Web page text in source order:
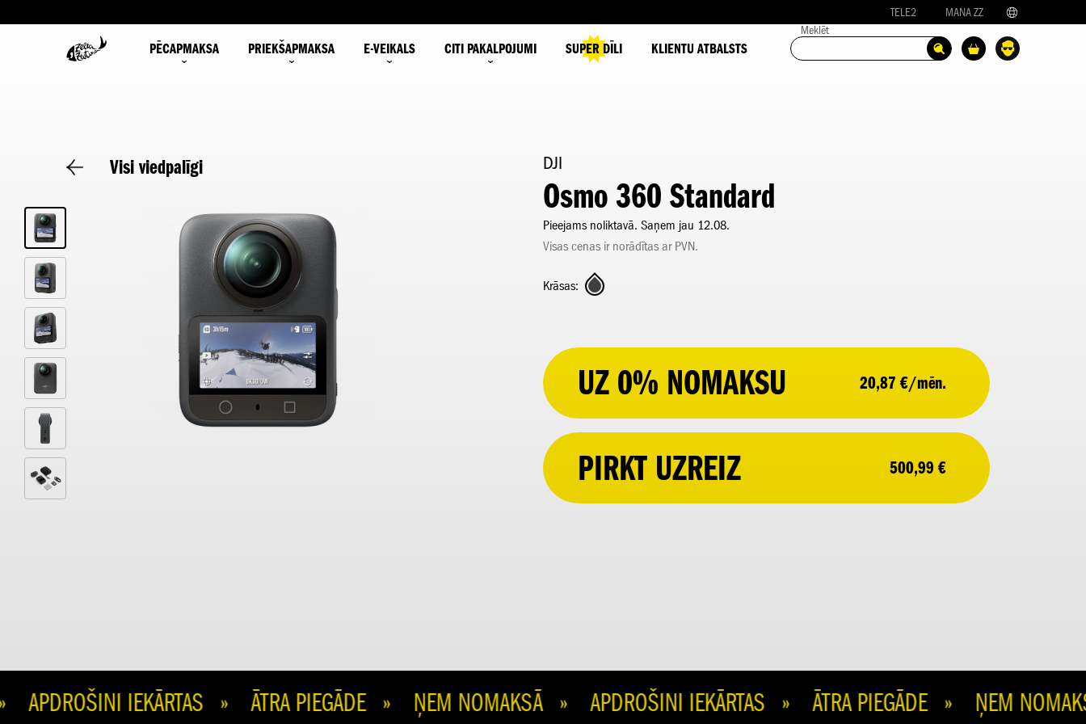
TELE2 MANA ZZ
PĒCAPMAKSA PRIEKŠAPMAKSA E-VEIKALS CITI PAKALPOJUMI SUPER DĪLI KLIENTU ATBALSTS
Meklēt
Visi viedpalīgi DJI
Osmo 360 Standard
Pieejams noliktavā. Saņem jau 12.08.
Visas cenas ir norādītas ar PVN.
Krāsas:
UZ 0% NOMAKSU 20,87 €/mēn.
PIRKT UZREIZ 500,99 €
IEKĀRTAS » ĀTRA PIEGĀDE » ŅEM NOMAKSĀ » APDROŠINI IEKĀRTAS » ĀTRA PIEGĀDE » ŅEM